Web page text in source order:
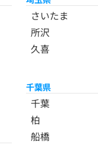
さいたま
所沢
久喜
千葉県
千葉
柏
船橋